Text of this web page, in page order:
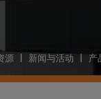
永久许可证
纺织品印花
设
源 新闻与活动 产